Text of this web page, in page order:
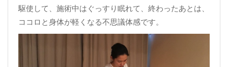
駆使して、施術中はぐっすり眠れて、終わったあとは、
ココロと身体が軽くなる不思議体感です。